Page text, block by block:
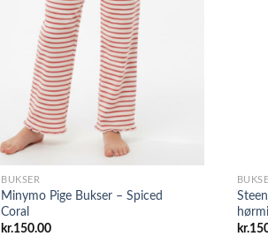
BUKSER
Minymo Pige Bukser – Spiced
Coral
kr.150.00
kr.